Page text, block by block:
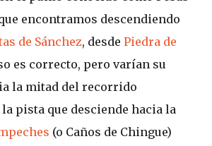
encontramos descendiendo
de Sánchez, desde Piedra de
es correcto, pero varían su
la mitad del recorrido
pista que desciende hacia la
(o Caños de Chingue)